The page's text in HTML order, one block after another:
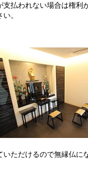
払われない場合は権利
。
いただけるので無縁仏に